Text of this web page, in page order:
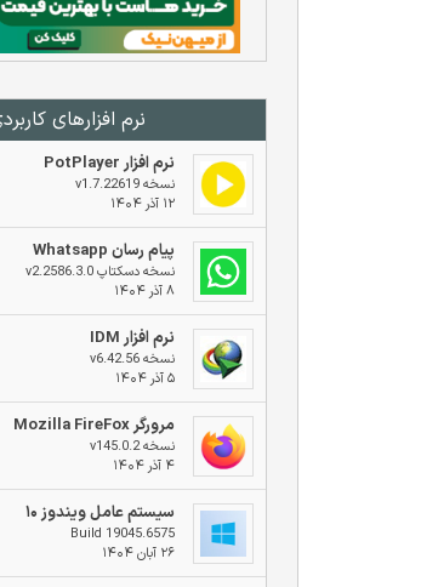
نرم افزار‌های
نرم افزار PotPlayer
نسخه v1.7.22619
۱۲ آذر ۱۴۰۴
پیام رسان Whatsapp
نسخه دسکتاپ v2.2586.3.0
۸ آذر ۱۴۰۴
نرم افزار IDM
نسخه v6.42.56
۵ آذر ۱۴۰۴
مرورگر Mozilla FireFox
نسخه v145.0.2
۴ آذر ۱۴۰۴
سیستم عامل ویندوز ۱۰
Build 19045.6575
۲۶ آبان ۱۴۰۴